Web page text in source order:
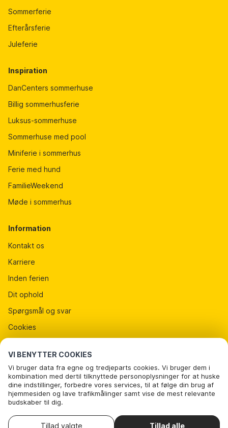
VI BENYTTER COOKIES
Vi bruger data fra egne og tredjeparts cookies. Vi bruger dem i
kombination med dertil tilknyttede personoplysninger for at huske
dine indstillinger, forbedre vores services, til at følge din brug af
hjemmesiden og lave trafikmålinger samt vise de mest relevante
budskaber til dig.
hvilke af vores valgfrie cookies du vil acceptere.
Tillad alle
Tillad valgte
Sommerferie
Efterårsferie
Juleferie
Inspiration
DanCenters sommerhuse
Billig sommerhusferie
Luksus-sommerhuse
Sommerhuse med pool
Miniferie i sommerhus
Ferie med hund
FamilieWeekend
Møde i sommerhus
Information
Kontakt os
Karriere
Inden ferien
Dit ophold
Spørgsmål og svar
Cookies
Lejebetingelser
Presse
DanCenter A/S - Nattergalevej 6 - 2400 København NV -
Danmark